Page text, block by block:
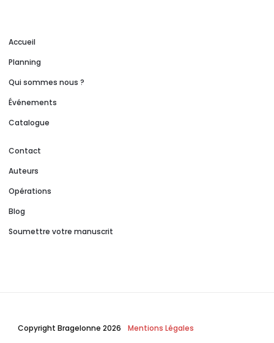
Accueil
Planning
Qui sommes nous ?
Événements
Catalogue
Contact
Auteurs
Opérations
Blog
Soumettre votre manuscrit
Copyright Bragelonne 2026 Mentions Légales